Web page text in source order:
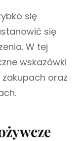
się
się
W tej
wskazówki
oraz